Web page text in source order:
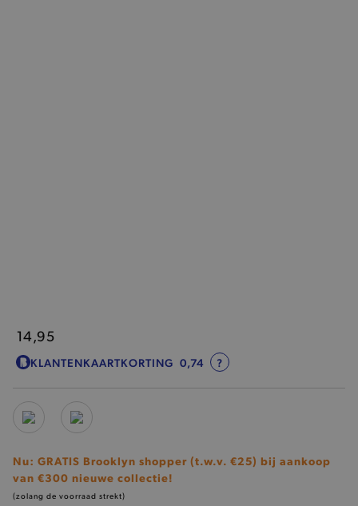
14,95
KLANTENKAARTKORTING 0,74 ?
Nu: GRATIS Brooklyn shopper (t.w.v. €25) bij aankoop
van €300 nieuwe collectie!
(zolang de voorraad strekt)